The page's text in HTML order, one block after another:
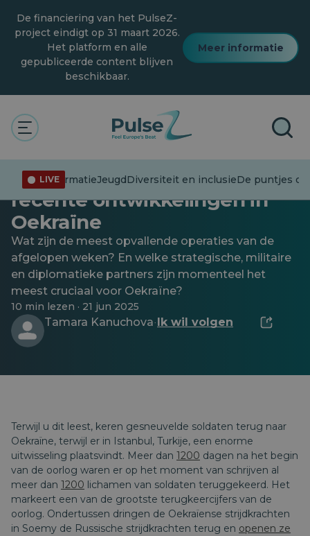
naar
hoofdinhoud
De financiering van het PulseZ-
project eindigt op 31 maart 2026.
Het platform en alle
gepubliceerde content blijven
beschikbaar.
Meer informatie
LIVE
DesinformatieJeugdDiversiteit en inclusieDe puntjes op
De puntjes op de i zetten
Geheime operaties of
diplomatie? Een analyse van
recente ontwikkelingen in
Oekraïne
Wat zijn de meest opvallende operaties van de
afgelopen weken? En welke strategische, militaire
en diplomatieke partners zijn momenteel het
meest cruciaal voor Oekraïne?
10 min lezen · 21 jun 2025
Tamara Kanuchova· Ik wil volgen
Terwijl u dit leest, keren gesneuvelde soldaten terug naar
Oekraïne, terwijl er in Istanbul, Turkije, een enorme
uitwisseling plaatsvindt. Meer dan 1200 dagen na het begin
van de oorlog waren er op het moment van schrijven al
meer dan 1200 lichamen van soldaten teruggekeerd. Het
markeert een van de grootste terugkeercijfers van de
oorlog. Ondertussen dringen de Oekraïense strijdkrachten
in Soemy de Russische strijdkrachten terug en openen ze